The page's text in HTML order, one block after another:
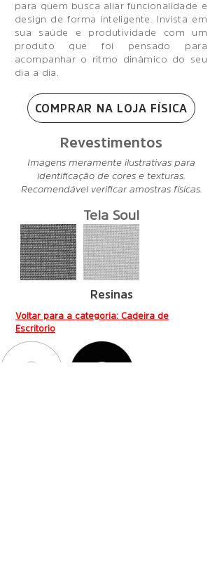
para quem busca aliar funcionalidade e
design de forma inteligente. Invista em
sua saúde e produtividade com um
produto que foi pensado para
acompanhar o ritmo dinâmico do seu
dia a dia.
COMPRAR NA LOJA FÍSICA
Revestimentos
Imagens meramente ilustrativas para
identificação de cores e texturas.
Recomendável verificar amostras físicas.
Tela Soul
Resinas
Voltar para a categoria: Cadeira de
Escritório